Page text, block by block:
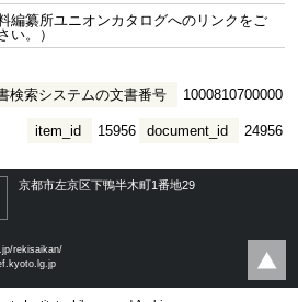
料編纂所ユニオンカタログへのリンクをご
い。）
検索システムの文書番号 1000810700000
document_id 24956
item_id 15956
京都市左京区下鴨半木町1番地29
rekisaikan/